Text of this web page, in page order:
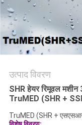
उत्पाद विवरण
SHR हेयर रिमूवल मशीन
TruMED (SHR +
TruMED (SHR +